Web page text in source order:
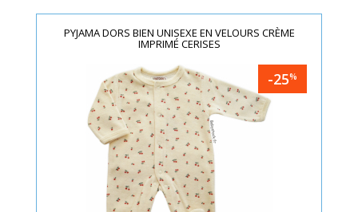
PYJAMA DORS BIEN UNISEXE EN VELOURS CRÈME
IMPRIMÉ CERISES
-25%